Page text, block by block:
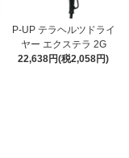
P-UP テラヘルツドライ
ヤー エクステラ 2G
22,638円(税2,058円)